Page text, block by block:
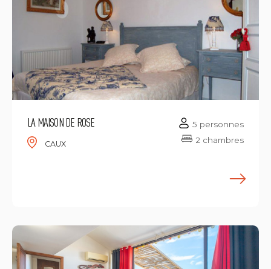
LA MAISON DE ROSE
CAUX
5 personnes
2 chambres